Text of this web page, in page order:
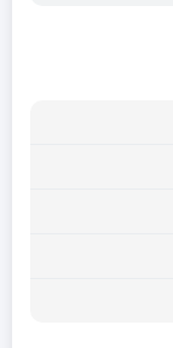
شفاف‌تر به شما ارائ
تجربه بصری عالی